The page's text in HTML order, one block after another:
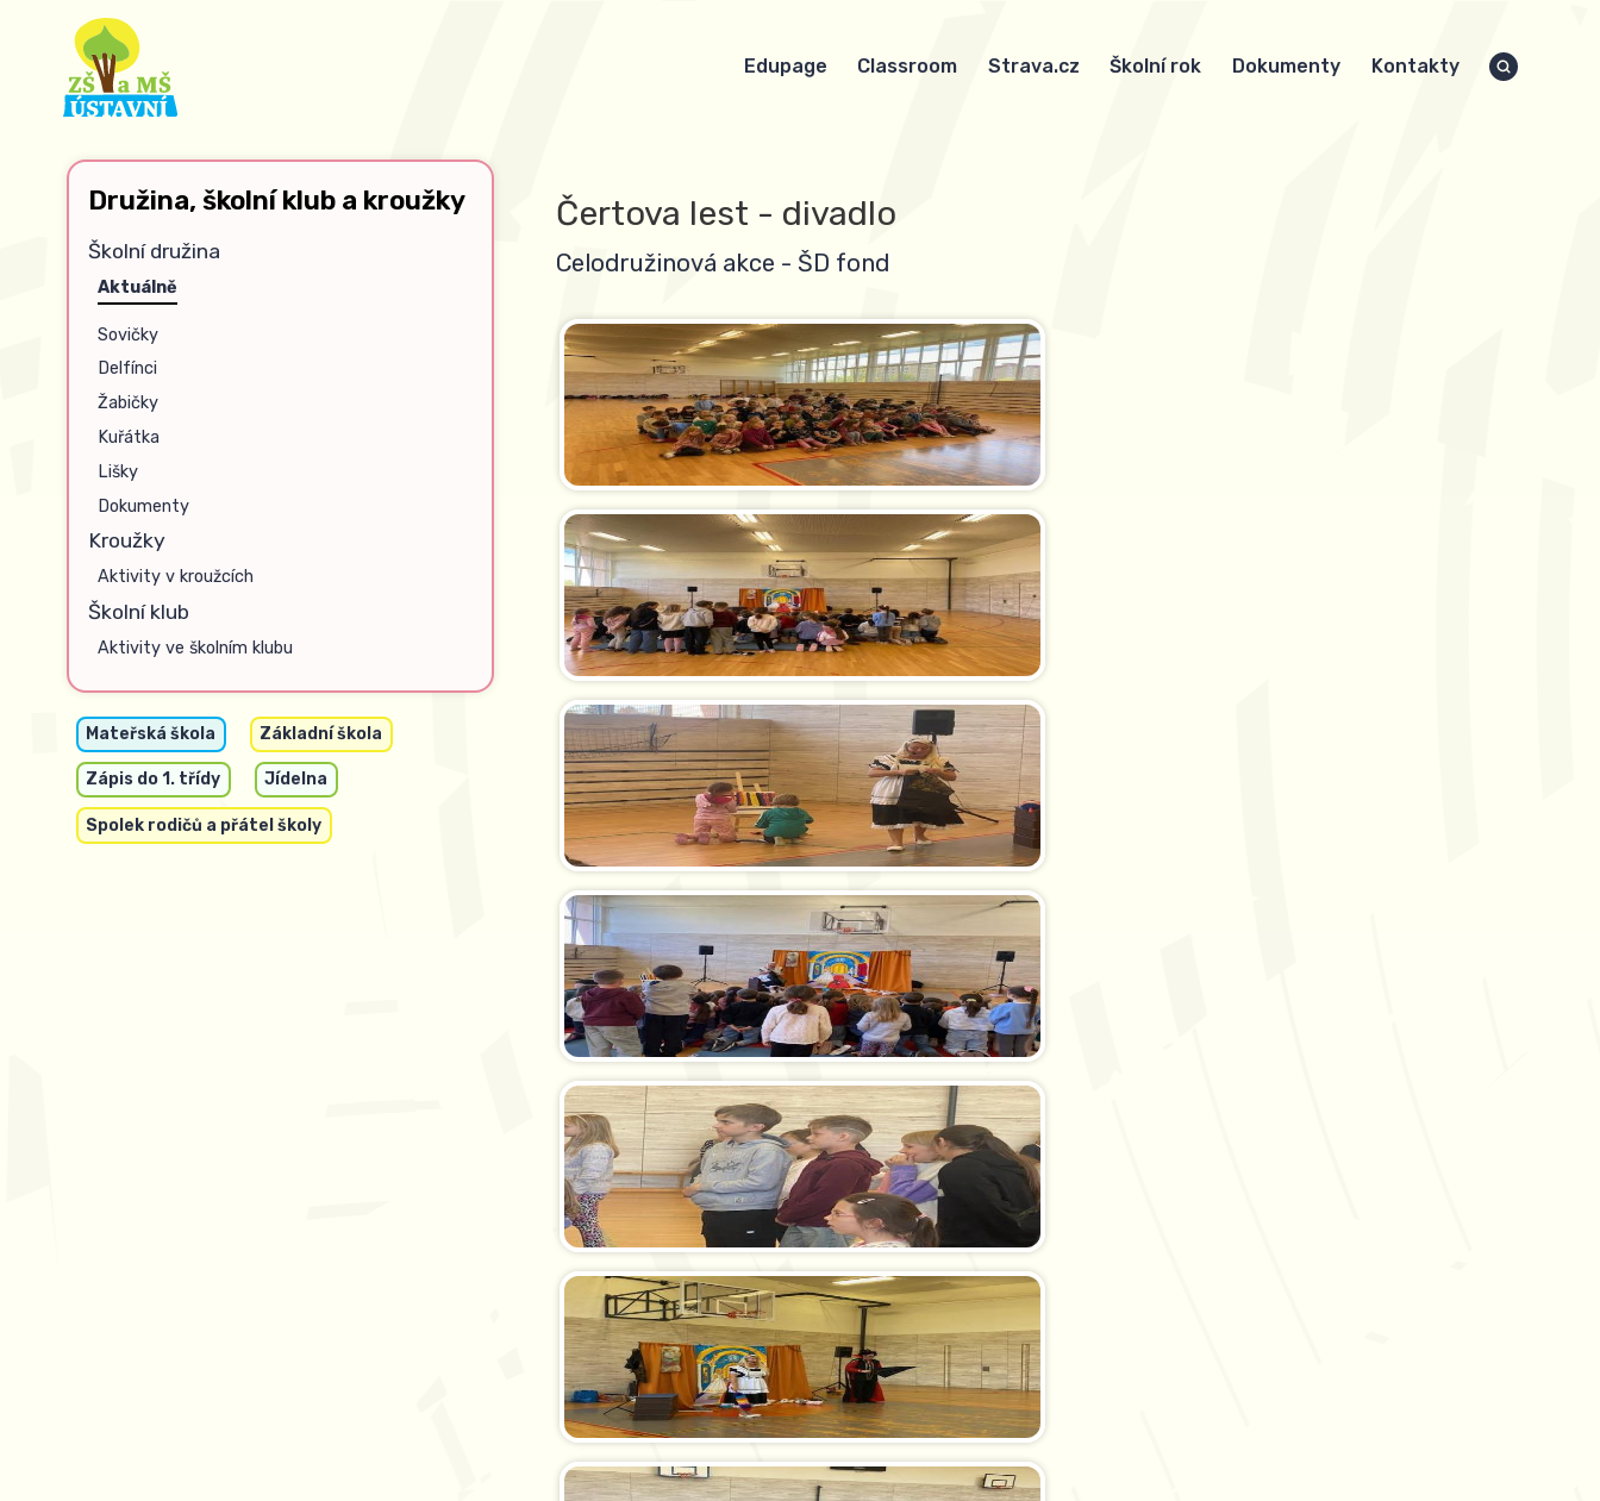
Edupage Classroom Strava.cz Školní rok Dokumenty Kontakty
Družina, školní klub a kroužky
Školní družina
Aktuálně
Sovičky
Delfínci
Žabičky
Kuřátka
Lišky
Dokumenty
Kroužky
Aktivity v kroužcích
Školní klub
Aktivity ve školním klubu
Mateřská škola Základní škola
Zápis do 1. třídy Jídelna
Spolek rodičů a přátel školy
Čertova lest - divadlo
Celodružinová akce - ŠD fond